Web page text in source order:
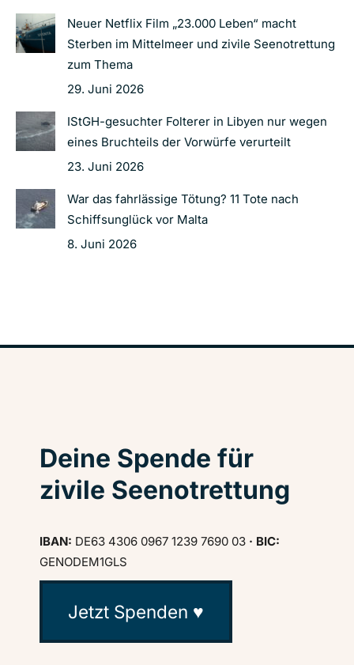
Neuer Netflix Film „23.000 Leben“ macht
Sterben im Mittelmeer und zivile Seenotrettung
zum Thema
29. Juni 2026
IStGH-gesuchter Folterer in Libyen nur wegen
eines Bruchteils der Vorwürfe verurteilt
23. Juni 2026
War das fahrlässige Tötung? 11 Tote nach
Schiffsunglück vor Malta
8. Juni 2026
Deine Spende für
zivile Seenotrettung
IBAN: DE63 4306 0967 1239 7690 03 · BIC:
GENODEM1GLS
Jetzt Spenden ♥